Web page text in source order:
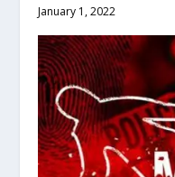
January 1, 2022